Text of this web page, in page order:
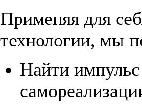
Применяя для
технологии, мы
Найти